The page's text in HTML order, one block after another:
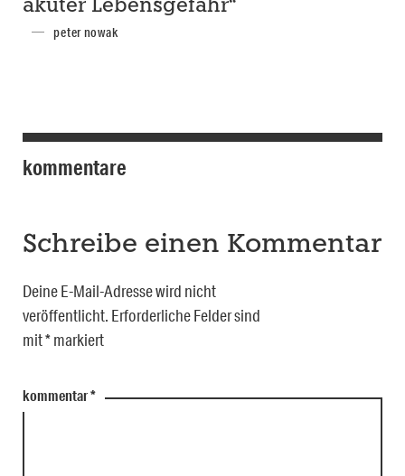
akuter Lebensgefahr“
peter nowak
kommentare
Schreibe einen Kommentar
Deine E-Mail-Adresse wird nicht
veröffentlicht. Erforderliche Felder sind
mit*markiert
kommentar*